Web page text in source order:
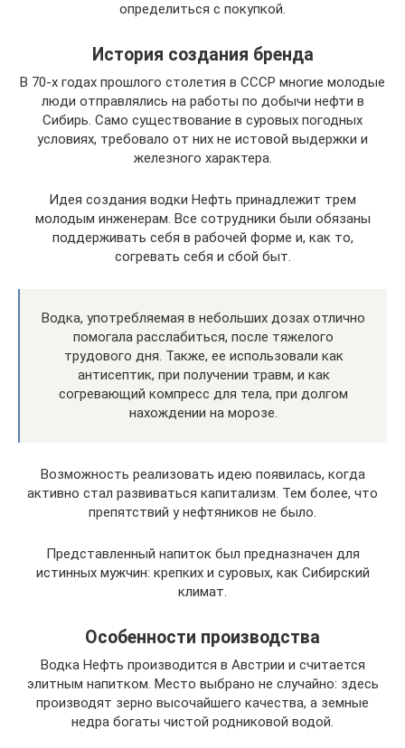
определиться с покупкой.
История создания бренда
В 70-х годах прошлого столетия в СССР многие молодые
люди отправлялись на работы по добычи нефти в
Сибирь. Само существование в суровых погодных
условиях, требовало от них не истовой выдержки и
железного характера.
Идея создания водки Нефть принадлежит трем
молодым инженерам. Все сотрудники были обязаны
поддерживать себя в рабочей форме и, как то,
согревать себя и сбой быт.
Водка, употребляемая в небольших дозах отлично
помогала расслабиться, после тяжелого
трудового дня. Также, ее использовали как
антисептик, при получении травм, и как
согревающий компресс для тела, при долгом
нахождении на морозе.
Возможность реализовать идею появилась, когда
активно стал развиваться капитализм. Тем более, что
препятствий у нефтяников не было.
Представленный напиток был предназначен для
истинных мужчин: крепких и суровых, как Сибирский
климат.
Особенности производства
Водка Нефть производится в Австрии и считается
элитным напитком. Место выбрано не случайно: здесь
производят зерно высочайшего качества, а земные
недра богаты чистой родниковой водой.